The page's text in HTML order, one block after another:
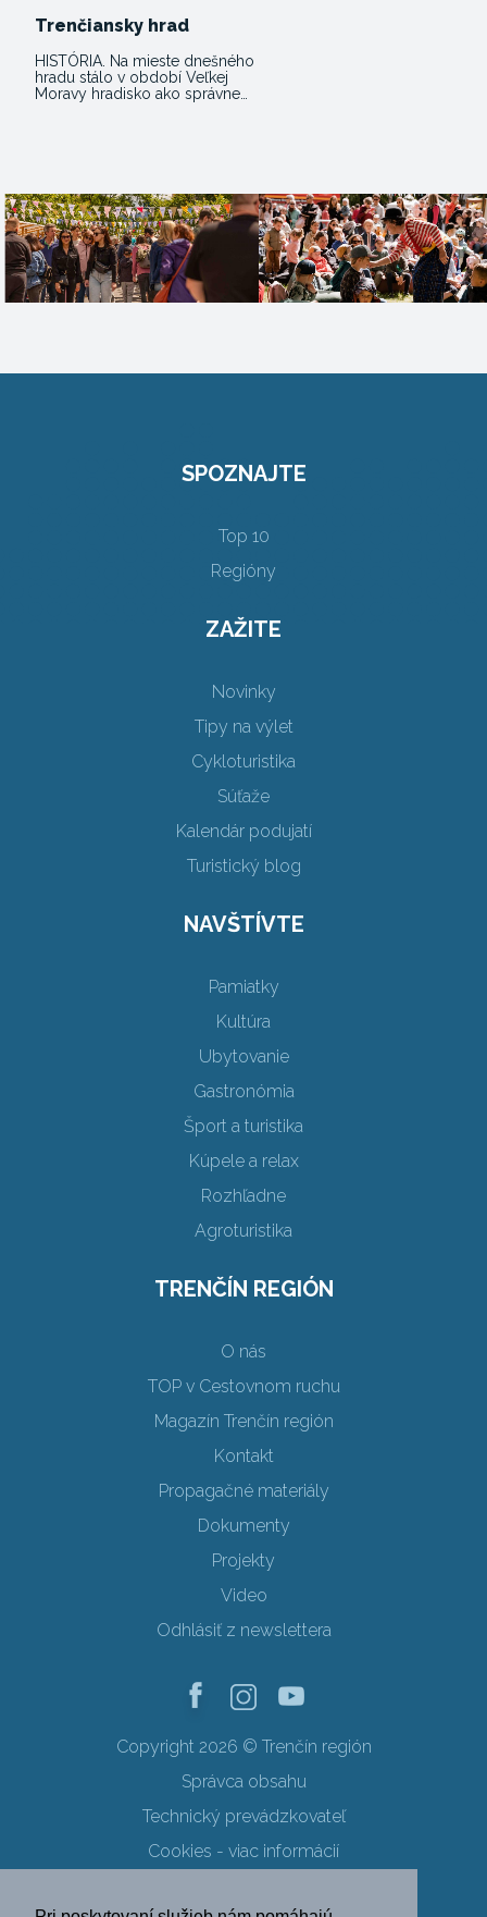
Trenčiansky hrad
HISTÓRIA. Na mieste dnešného
hradu stálo v období Veľkej
Moravy hradisko ako správne…
SPOZNAJTE
Top 10
Regióny
ZAŽITE
Novinky
Tipy na výlet
Cykloturistika
Súťaže
Kalendár podujatí
Turistický blog
NAVŠTÍVTE
Pamiatky
Kultúra
Ubytovanie
Gastronómia
Šport a turistika
Kúpele a relax
Rozhľadne
Agroturistika
TRENČÍN REGIÓN
O nás
TOP v Cestovnom ruchu
Magazín Trenčín región
Kontakt
Propagačné materiály
Dokumenty
Projekty
Video
Odhlásiť z newslettera
Copyright 2026 © Trenčín región
Správca obsahu
Technický prevádzkovateľ
Cookies - viac informácií